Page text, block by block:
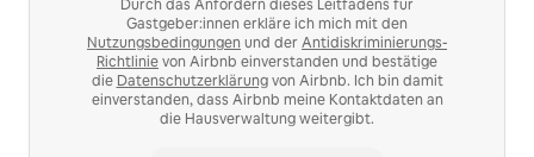
Durch das Anfordern dieses Leitfadens für
Gastgeber:innen erkläre ich mich mit den
Nutzungsbedingungen und der Antidiskriminierungs-
Richtlinievon Airbnb einverstanden und bestätige
die Datenschutzerklärungvon Airbnb. Ich bin damit
einverstanden, dass Airbnb meine Kontaktdaten an
die Hausverwaltung weitergibt.